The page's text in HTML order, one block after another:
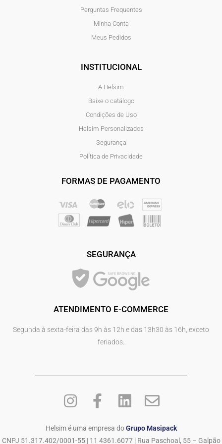
Perguntas Frequentes
Minha Conta
Meus Pedidos
INSTITUCIONAL
A Helsim
Baixe o catálogo
Condições de Uso
Helsim Personalizados
Segurança
Política de Privacidade
FORMAS DE PAGAMENTO
SEGURANÇA
ATENDIMENTO E-COMMERCE
Segunda à sexta-feira das 9h às 12h e das 13h30 às 16h, exceto
feriados.
Helsim é uma empresa doGrupo Masipack
CNPJ 51.317.402/0001-55 | 11 4361.6077 | Rua Paschoal, 55 – Galpão